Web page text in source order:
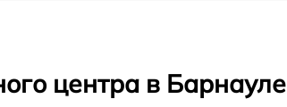
центра в Барнауле